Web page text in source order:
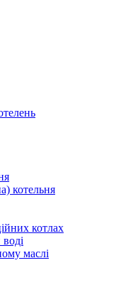
котельня
котлах
маслі